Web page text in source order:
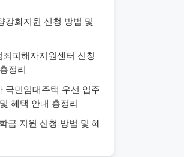
강화지원 신청 방법 및
피해자지원센터 신청
정리
국민임대주택 우선 입주
혜택 안내 총정리
금 지원 신청 방법 및 혜